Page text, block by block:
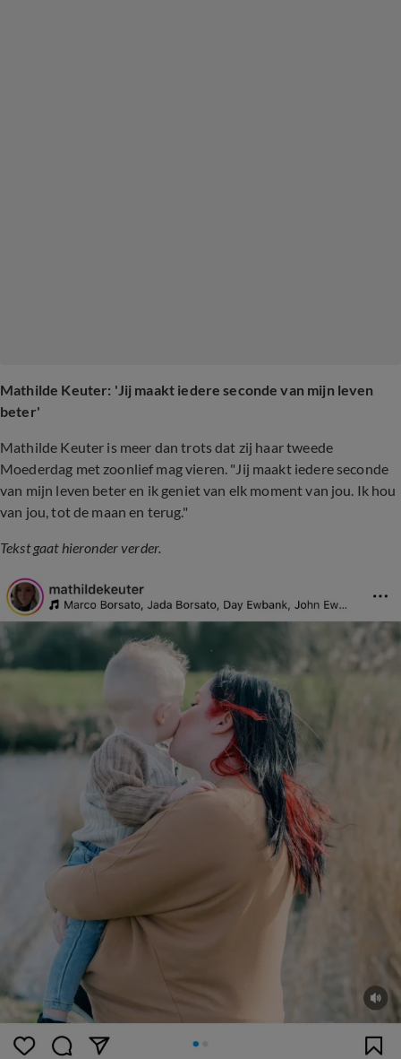
Mathilde Keuter: 'Jij maakt iedere seconde van mijn leven
beter'
Mathilde Keuter is meer dan trots dat zij haar tweede
Moederdag met zoonlief mag vieren. "Jij maakt iedere seconde
van mijn leven beter en ik geniet van elk moment van jou. Ik hou
van jou, tot de maan en terug."
Tekst gaat hieronder verder.